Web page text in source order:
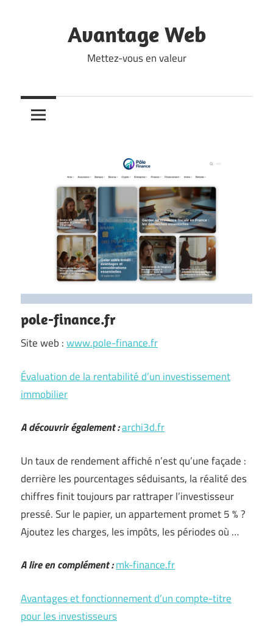
Avantage Web
Mettez-vous en valeur
pole-finance.fr
Site web :www.pole-finance.fr
Évaluation de la rentabilité d’un investissement
immobilier
A découvrir également :archi3d.fr
Un taux de rendement affiché n’est qu’une façade :
derrière les pourcentages séduisants, la réalité des
chiffres finit toujours par rattraper l’investisseur
pressé. Sur le papier, un appartement promet 5 % ?
Ajoutez les charges, les impôts, les périodes où …
A lire en complément :mk-finance.fr
Avantages et fonctionnement d’un compte-titre
pour les investisseurs